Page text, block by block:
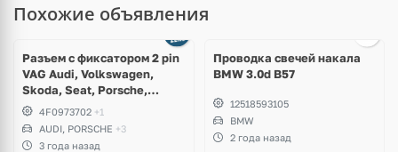
Похожие объявления
Разъем с фиксатором 2 pin
VAG Audi, Volkswagen,
Skoda, Seat, Porsche,
Bentley, Lamborghini
4F0973702 +1
AUDI, PORSCHE +3
3 года назад
Проводка свечей накала
BMW 3.0d B57
12518593105
BMW
2 года назад